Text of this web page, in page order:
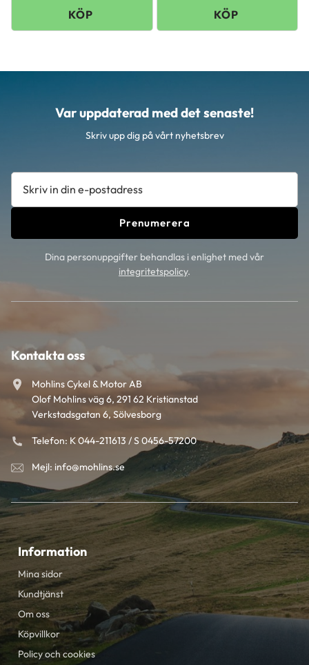
Var uppdaterad med det senaste!
Skriv upp dig på vårt nyhetsbrev
Prenumerera
Dina personuppgifter behandlas i enlighet med vår
integritetspolicy.
Kontakta oss
Mohlins Cykel & Motor AB
Olof Mohlins väg 6, 291 62 Kristianstad
Verkstadsgatan 6, Sölvesborg
Telefon: K 044-211613 / S 0456-57200
Mejl: info@mohlins.se
Information
Mina sidor
Kundtjänst
Om oss
Köpvillkor
Policy och cookies